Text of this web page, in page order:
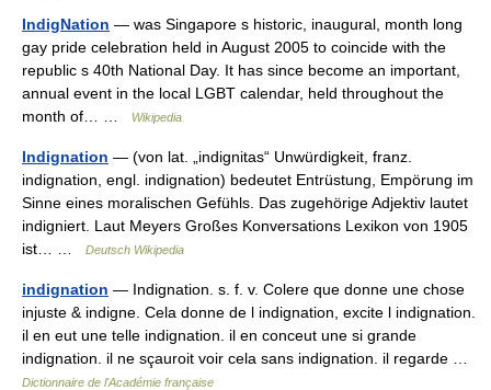
IndigNation — was Singapore s historic, inaugural, month long
gay pride celebration held in August 2005 to coincide with the
republic s 40th National Day. It has since become an important,
annual event in the local LGBT calendar, held throughout the
month of… …
Wikipedia
Indignation — (von lat. „indignitas“ Unwürdigkeit, franz.
indignation, engl. indignation) bedeutet Entrüstung, Empörung im
Sinne eines moralischen Gefühls. Das zugehörige Adjektiv lautet
indigniert. Laut Meyers Großes Konversations Lexikon von 1905
ist… …
Deutsch Wikipedia
indignation — Indignation. s. f. v. Colere que donne une chose
injuste & indigne. Cela donne de l indignation, excite l indignation.
il en eut une telle indignation. il en conceut une si grande
indignation. il ne sçauroit voir cela sans indignation. il regarde …
Dictionnaire de l'Académie française